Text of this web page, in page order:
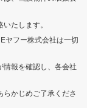
たします。
ヤフー株式会社は一切
報を確認し、各会社
かじめご了承くださ